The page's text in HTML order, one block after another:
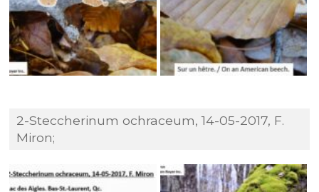
2-Steccherinum ochraceum, 14-05-2017, F.
Miron;